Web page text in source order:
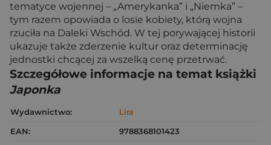
tematyce wojennej – „Amerykanka” i „Niemka” –
tym razem opowiada o losie kobiety, którą wojna
rzuciła na Daleki Wschód. W tej porywającej historii
ukazuje także zderzenie kultur oraz determinację
jednostki chcącej za wszelką cenę przetrwać.
Szczegółowe informacje na temat książki
Japonka
Wydawnictwo:
Lira
EAN:
9788368101423